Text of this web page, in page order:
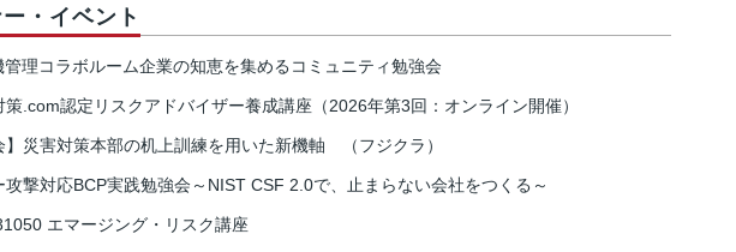
・イベント
管理コラボルーム企業の知恵を集めるコミュニティ勉強会
策.com認定リスクアドバイザー養成講座（2026年第3回：オンライン開催）
】災害対策本部の机上訓練を用いた新機軸 （フジクラ）
攻撃対応BCP実践勉強会～NIST CSF 2.0で、止まらない会社をつくる～
エマージング・リスク講座